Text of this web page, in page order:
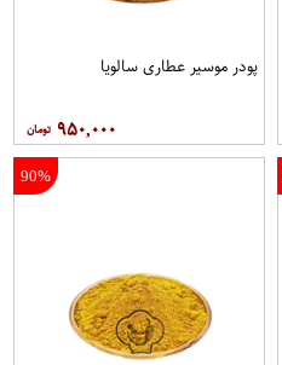
پودر موسیر عطاری سالویا
۹۵۰,۰۰۰
90%